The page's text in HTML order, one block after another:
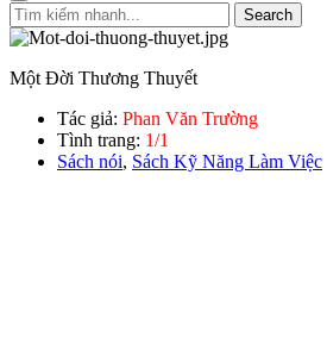
Search
Một Đời Thương Thuyết
Tác giả: Phan Văn Trường
Tình trang: 1/1
Sách nói, Sách Kỹ Năng Làm Việc